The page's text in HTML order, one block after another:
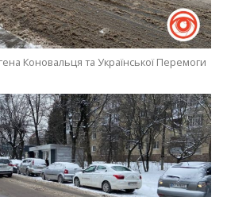
Коновальця та Української Перемоги